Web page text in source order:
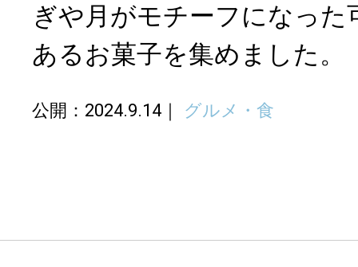
ぎや月がモチーフになった
あるお菓子を集めました。
公開：2024.9.14 グルメ・食